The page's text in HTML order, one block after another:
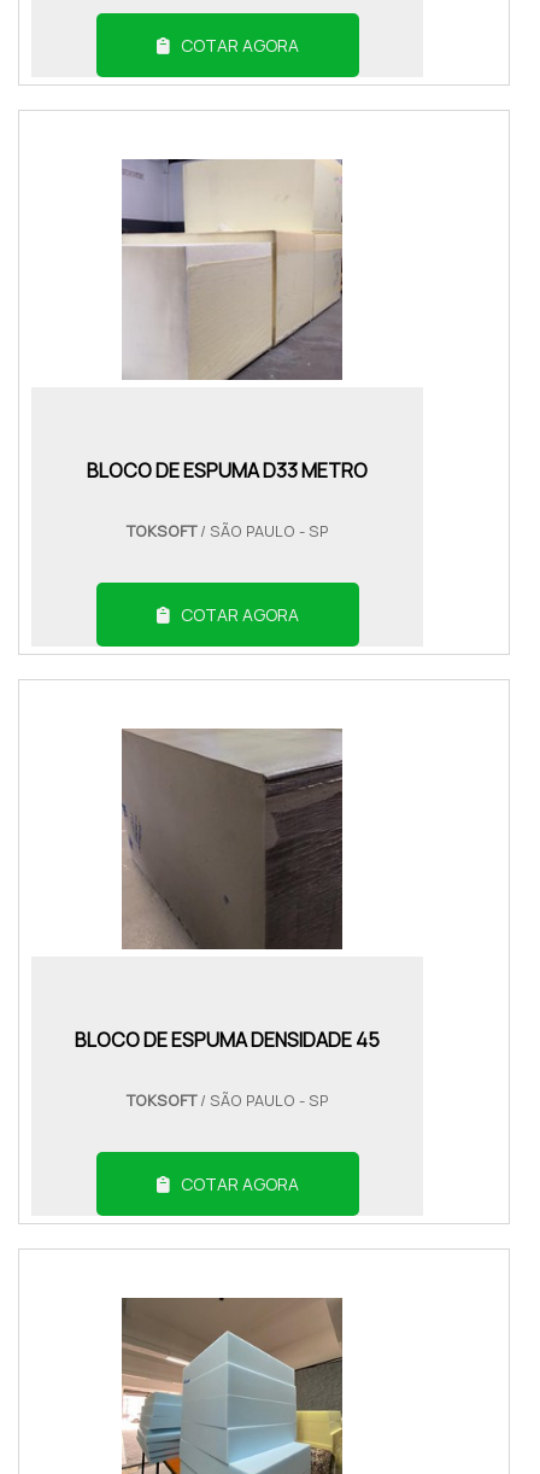
COTAR AGORA
BLOCO DE ESPUMA D33 METRO
TOKSOFT/ SÃO PAULO - SP
COTAR AGORA
BLOCO DE ESPUMA DENSIDADE 45
TOKSOFT/ SÃO PAULO - SP
COTAR AGORA